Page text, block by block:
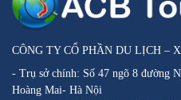
CÔNG TY CỔ PHẦN DU LỊCH –
- Trụ sở chính: Số 47 ngõ 8 đường
Hoàng Mai- Hà Nội